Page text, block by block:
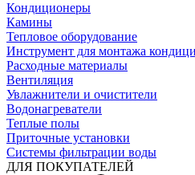
Кондиционеры
Камины
Тепловое оборудование
Инструмент для монтажа
Расходные материалы
Вентиляция
Увлажнители и очистители
Водонагреватели
Теплые полы
Приточные установки
Системы фильтрации воды
ДЛЯ ПОКУПАТЕЛЕЙ